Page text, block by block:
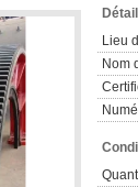
Lieu
Nom